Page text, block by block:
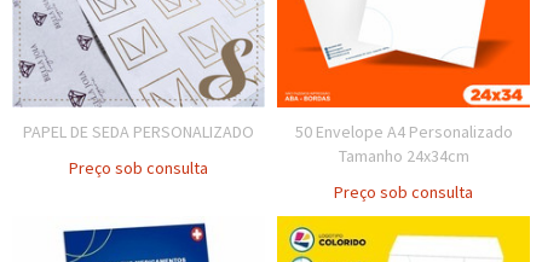
PAPEL DE SEDA PERSONALIZADO
Preço sob consulta
50 Envelope A4 Personalizado
Tamanho 24x34cm
Preço sob consulta